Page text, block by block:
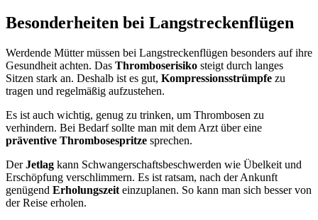
Besonderheiten bei Langstreckenflügen
Werdende Mütter müssen bei Langstreckenflügen besonders auf ihre
Gesundheit achten. Das Thromboserisiko steigt durch langes
Sitzen stark an. Deshalb ist es gut, Kompressionsstrümpfe zu
tragen und regelmäßig aufzustehen.
Es ist auch wichtig, genug zu trinken, um Thrombosen zu
verhindern. Bei Bedarf sollte man mit dem Arzt über eine
präventive Thrombosespritze sprechen.
DerJetlag kann Schwangerschaftsbeschwerden wie Übelkeit und
Erschöpfung verschlimmern. Es ist ratsam, nach der Ankunft
genügend Erholungszeit einzuplanen. So kann man sich besser von
der Reise erholen.